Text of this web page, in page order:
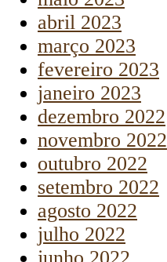
abril 2023
março 2023
fevereiro 2023
janeiro 2023
dezembro 2022
novembro 2022
outubro 2022
setembro 2022
agosto 2022
julho 2022